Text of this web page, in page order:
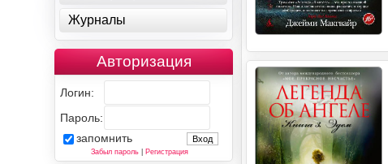
Журналы
Авторизация
Логин:
Пароль:
запомнить
Забыл пароль| Регистрация